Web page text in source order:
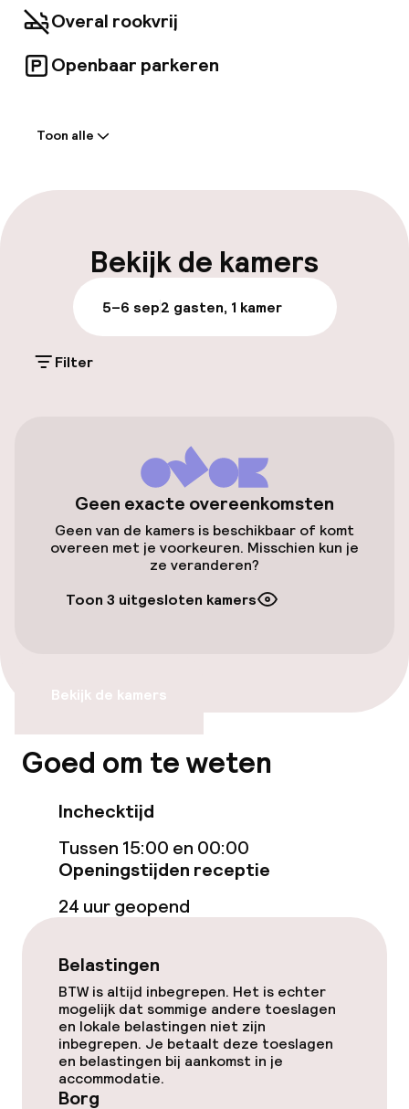
Overal rookvrij
Openbaar parkeren
Meertalige medewerkers
Parkeren & mobiliteit
Openbaar parkeren
Zwemmen & wellness
Fitnessruimte / gym
Bar
Schoonmaakvoorzieningen
Wasservice
Beleid
Borg bij aankomst
Overal rookvrij
Toon alle
Bekijk de kamers
5–6 sep2 gasten, 1 kamer
Filter
Geen exacte overeenkomsten
Geen van de kamers is beschikbaar of komt
overeen met je voorkeuren. Misschien kun je
ze veranderen?
Toon 3 uitgesloten kamers
Bekijk de kamers
Goed om te weten
Inchecktijd
Tussen 15:00 en 00:00
Openingstijden receptie
24 uur geopend
Belastingen
BTW is altijd inbegrepen. Het is echter
mogelijk dat sommige andere toeslagen
en lokale belastingen niet zijn
inbegrepen. Je betaalt deze toeslagen
en belastingen bij aankomst in je
accommodatie.
Borg